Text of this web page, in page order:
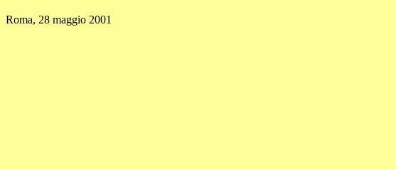
Roma, 28 maggio 2001